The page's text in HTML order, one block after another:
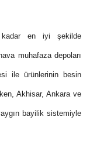
kadar en iyi şekilde
muhafaza depoları
ile ürünlerinin besin
Akhisar, Ankara ve
bayilik sistemiyle